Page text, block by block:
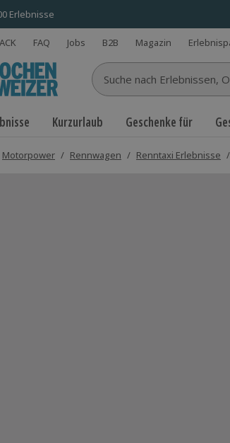
Erlebnisse
FAQ Jobs B2B Magazin
Suche nach Erlebnissen...
Kurzurlaub Geschenke für
Motorpower / Rennwagen / Renntaxi Erlebnisse /